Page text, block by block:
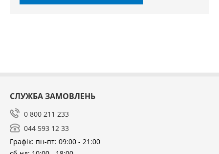
СЛУЖБА ЗАМОВЛЕНЬ
0 800 211 233
044 593 12 33
Графік: пн-пт: 09:00 - 21:00